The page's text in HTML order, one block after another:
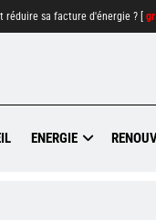
réduire sa facture d'énergie ? [
ENERGIE